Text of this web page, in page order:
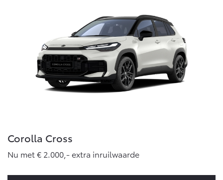
Corolla Cross
Nu met € 2.000,- extra inruilwaarde